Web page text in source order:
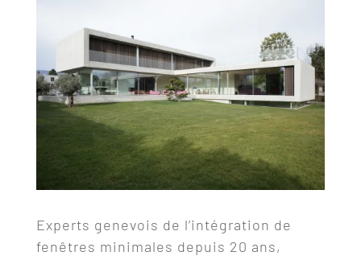
Experts genevois de l’intégration de
fenêtres minimales depuis 20 ans,